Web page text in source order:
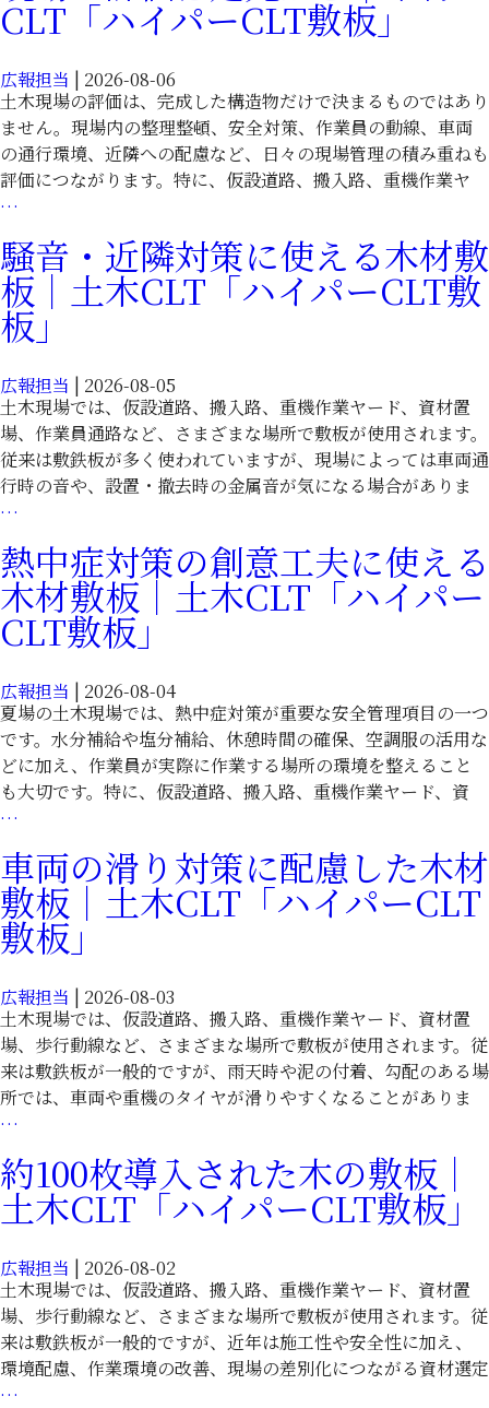
場
土
木
CLT「ハ
イ
パ
敷
板」
木
材
板
で
土
木
現
を
効
率
化
土
木
CLT「ハ
イ
パ
敷
板」
CLT「ハイパーCLT敷板」
広報担当 | 2026-08-06
土木現場の評価は、完成した構造物だけで決まるものではあり
ません。現場内の整理整頓、安全対策、作業員の動線、車両
の通行環境、近隣への配慮など、日々の現場管理の積み重ねも
評価につながります。特に、仮設道路、搬入路、重機作業ヤ
…
の
評
価
は
元
か
ら
｜
木
CLT「ハ
イ
パ
ー
CLT
板」
騒音・近隣対策に使える木材敷
板｜土木CLT「ハイパーCLT敷
板」
広報担当 | 2026-08-05
土木現場では、仮設道路、搬入路、重機作業ヤード、資材置
場、作業員通路など、さまざまな場所で敷板が使用されます。
従来は敷鉄板が多く使われていますが、現場によっては車両通
行時の音や、設置・撤去時の金属音が気になる場合がありま
…
近
隣
対
策
使
え
る
木
材
板
｜
土
木
CLT「ハ
パ
ー
CLT
敷
板」
熱中症対策の創意工夫に使える
木材敷板｜土木CLT「ハイパー
CLT敷板」
広報担当 | 2026-08-04
夏場の土木現場では、熱中症対策が重要な安全管理項目の一つ
です。水分補給や塩分補給、休憩時間の確保、空調服の活用な
どに加え、作業員が実際に作業する場所の環境を整えること
も大切です。特に、仮設道路、搬入路、重機作業ヤード、資
…
症
対
策
の
意
工
夫
に
使
る
木
材
板
｜
土
木
CLT「ハ
車両の滑り対策に配慮した木材
敷板｜土木CLT「ハイパーCLT
敷板」
広報担当 | 2026-08-03
土木現場では、仮設道路、搬入路、重機作業ヤード、資材置
場、歩行動線など、さまざまな場所で敷板が使用されます。従
来は敷鉄板が一般的ですが、雨天時や泥の付着、勾配のある場
所では、車両や重機のタイヤが滑りやすくなることがありま
…
の
滑
り
策
に
配
慮
し
約100枚導入された木の敷板｜
土木CLT「ハイパーCLT敷板」
広報担当 | 2026-08-02
土木現場では、仮設道路、搬入路、重機作業ヤード、資材置
場、歩行動線など、さまざまな場所で敷板が使用されます。従
来は敷鉄板が一般的ですが、近年は施工性や安全性に加え、
環境配慮、作業環境の改善、現場の差別化につながる資材選定
…